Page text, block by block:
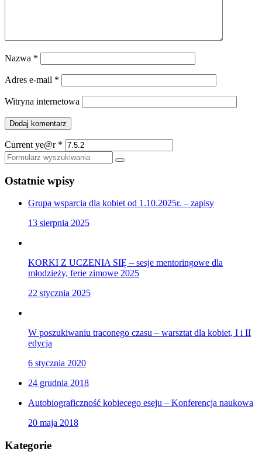
Nazwa *
Adres e-mail *
Witryna internetowa
Current ye@r *
Szukaj
Ostatnie wpisy
Grupa wsparcia dla kobiet od 1.10.2025r. – zapisy
13 sierpnia 2025
KORKI Z UCZENIA SIĘ – sesje mentoringowe dla
młodzieży, ferie zimowe 2025
22 stycznia 2025
W poszukiwaniu traconego czasu – warsztat dla kobiet, I i II
edycja
6 stycznia 2020
24 grudnia 2018
Autobiograficzność kobiecego eseju – Konferencja naukowa
20 maja 2018
Kategorie